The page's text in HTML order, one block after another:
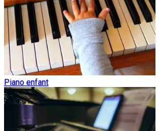
Piano enfant